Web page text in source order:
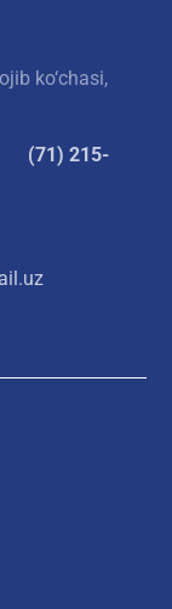
ko‘chasi,
(71) 215-